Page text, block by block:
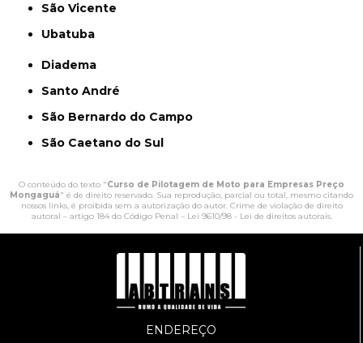
São Vicente
Ubatuba
Diadema
Santo André
São Bernardo do Campo
São Caetano do Sul
O conteúdo do texto "Curso de Pilotagem de Moto para Empresas Preço
Mongaguá" é de direito reservado. Sua reprodução, parcial ou total, mesmo citando
nossos links, é proibida sem a autorização do autor. Crime de violação de direito
autoral – artigo 184 do Código Penal – Lei 9610/98 - Lei de direitos autorais.
ENDEREÇO